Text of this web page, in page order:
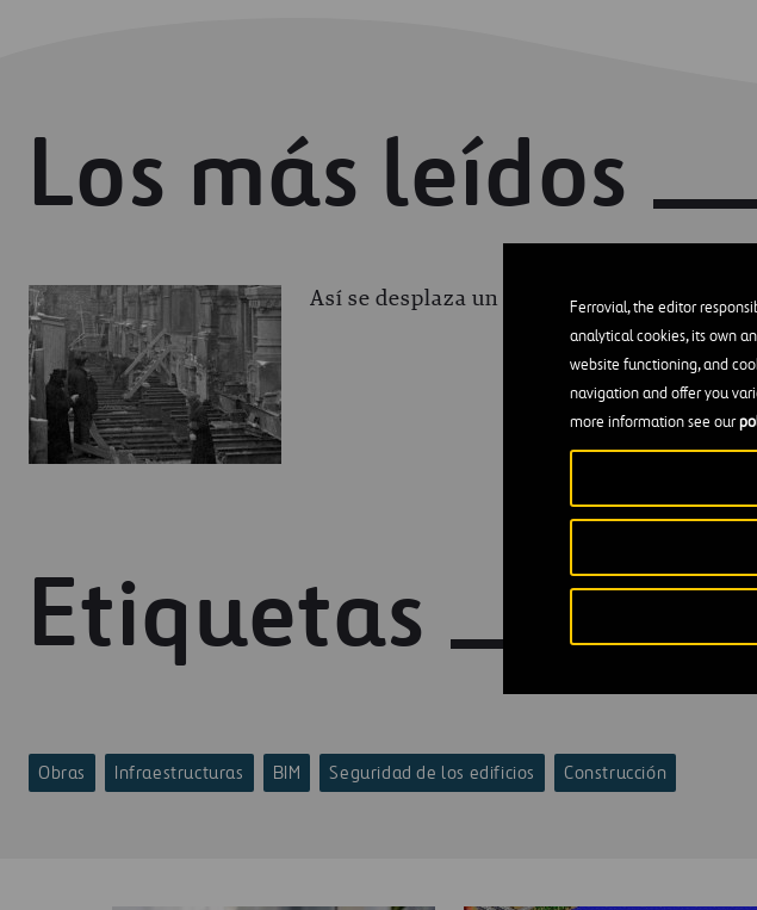
Ferrovial, the editor
analytical cookies, its own
website functioning, and
navigation and offer you
more information see our
Los más leídos
Así se desplaza un edificio de un lugar a
Etiquetas
Obras Infraestructuras BIM Seguridad de los edificios Construcción